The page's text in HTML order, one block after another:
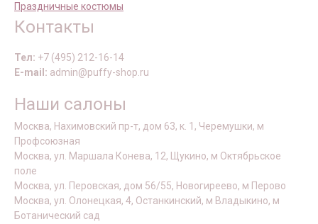
Праздничные костюмы
Контакты
Тел: +7 (495) 212-16-14
E-mail: admin@puffy-shop.ru
Наши салоны
Москва, Нахимовский пр-т, дом 63, к. 1, Черемушки, м
Профсоюзная
Москва, ул. Маршала Конева, 12, Щукино, м Октябрьское
поле
Москва, ул. Перовская, дом 56/55, Новогиреево, м Перово
Москва, ул. Олонецкая, 4, Останкинский, м Владыкино, м
Ботанический сад